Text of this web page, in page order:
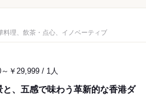
料理、飲茶・点心、イノベーティブ
～￥29,999 / 1人
、五感で味わう革新的な香港ダ